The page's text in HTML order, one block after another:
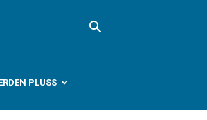
PLUSS